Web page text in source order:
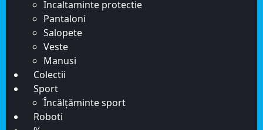
Incaltaminte protectie
Pantaloni
Salopete
Veste
Manusi
Colectii
Sport
Încălțăminte sport
Roboti